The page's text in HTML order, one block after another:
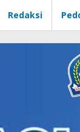
Redaksi